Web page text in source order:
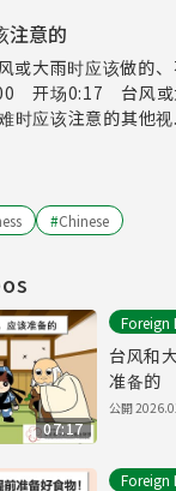
注意的
或大雨时应该做的
开场0:17 台风或
应该注意的其他视
#Chinese
07:17
Foreign
台风和
准备的
公開
Foreign